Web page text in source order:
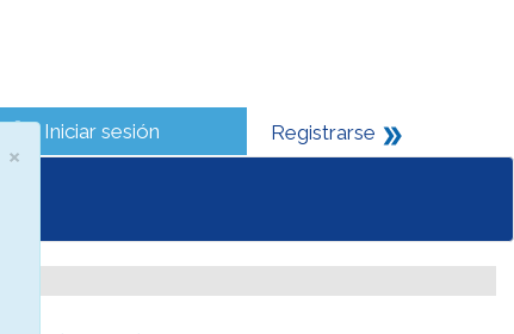
Iniciar sesión Registrarse
×